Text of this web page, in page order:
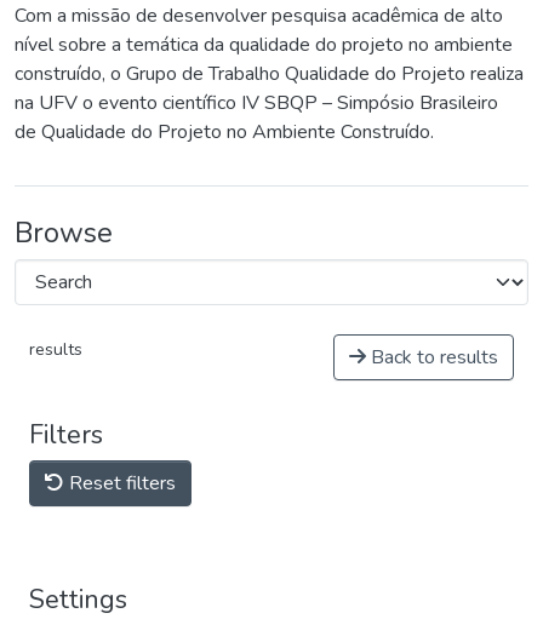
Com a missão de desenvolver pesquisa acadêmica de alto
nível sobre a temática da qualidade do projeto no ambiente
construído, o Grupo de Trabalho Qualidade do Projeto realiza
na UFV o evento científico IV SBQP – Simpósio Brasileiro
de Qualidade do Projeto no Ambiente Construído.
Browse
results Back to results
Filters
Reset filters
Settings